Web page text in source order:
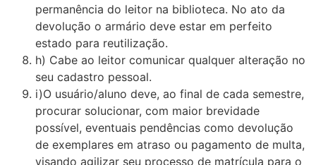
permanência do leitor na biblioteca. No ato da
devolução o armário deve estar em perfeito
estado para reutilização.
h) Cabe ao leitor comunicar qualquer alteração no
seu cadastro pessoal.
i)O usuário/aluno deve, ao final de cada semestre,
procurar solucionar, com maior brevidade
possível, eventuais pendências como devolução
de exemplares em atraso ou pagamento de multa,
visando agilizar seu processo de matrícula para o